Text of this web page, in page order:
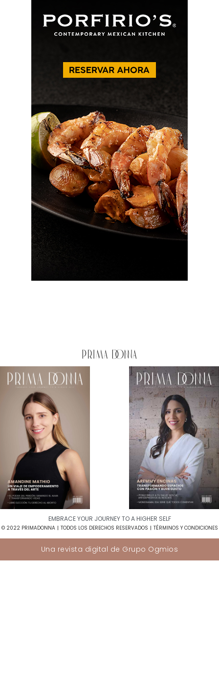
EMBRACE YOUR JOURNEY TO A HIGHER SELF​
© 2022 PRIMADONNA TODOS LOS DERECHOS RESERVADOS TÉRMINOS Y CONDICIONES
Una revista digital de Grupo Ogmios